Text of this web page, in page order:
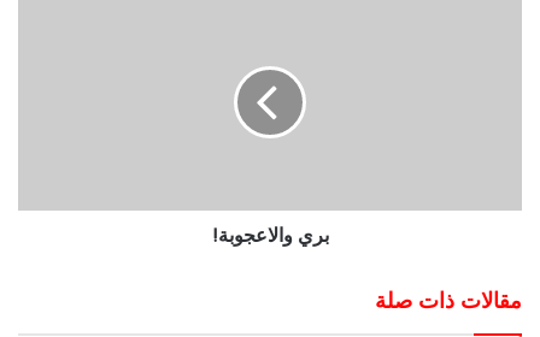
بري والاعجوبة!
مقالات ذات صلة